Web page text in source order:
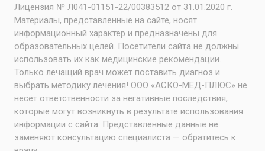
Лицензия № Л041-01151-22/00383512 от 31.01.2020 г.
Материалы, представленные на сайте, носят
информационный характер и предназначены для
образовательных целей. Посетители сайта не должны
использовать их как медицинские рекомендации.
Только лечащий врач может поставить диагноз и
выбрать методику лечения! ООО «АСКО-МЕД-ПЛЮС» не
несёт ответственности за негативные последствия,
которые могут возникнуть в результате использования
информации с сайта. Представленные данные не
заменяют консультацию специалиста — обратитесь к